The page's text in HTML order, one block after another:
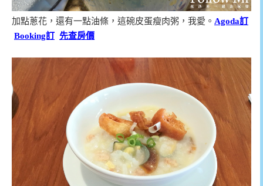
加點蔥花，還有一點油條，這碗皮蛋瘦肉粥，我愛。 Agoda訂
Booking訂 先查房價